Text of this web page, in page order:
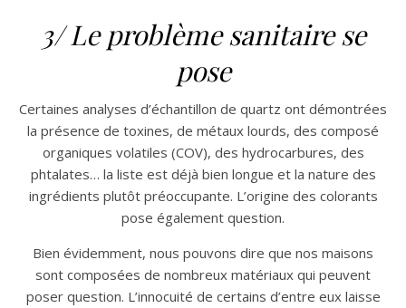
3/ Le problème sanitaire se
pose
Certaines analyses d’échantillon de quartz ont démontrées
la présence de toxines, de métaux lourds, des composé
organiques volatiles (COV), des hydrocarbures, des
phtalates… la liste est déjà bien longue et la nature des
ingrédients plutôt préoccupante. L’origine des colorants
pose également question.
Bien évidemment, nous pouvons dire que nos maisons
sont composées de nombreux matériaux qui peuvent
poser question. L’innocuité de certains d’entre eux laisse